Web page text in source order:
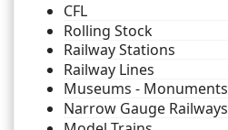
CFL
Rolling Stock
Railway Stations
Railway Lines
Museums - Monuments
Narrow Gauge Railways